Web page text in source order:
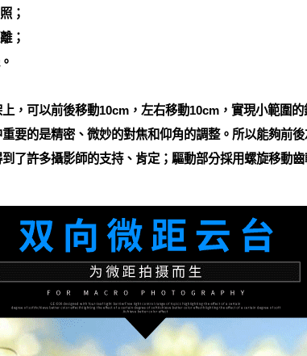
；
；
，可以前後移動10cm，左右移動10cm，實現小範圍
要的是精密、微妙的對焦和仰角的調整。所以能夠前
了許多攝影師的支持、肯定；驅動部分採用螺旋移動